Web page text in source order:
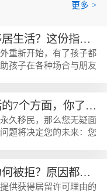
更多 >
斯洛伐克移民如何带子女移居生活？这份指南值得收藏！
重新开始，有了孩子都
孩子在各种场合与朋友
斯洛伐克移民欧洲改善生活的7个方面，你了解几个？
久移民，那么您无疑面
题将决定您的未来：您
斯洛伐克居留许可证申请为何被拒？原因都有哪些？
供获得居留许可理由的